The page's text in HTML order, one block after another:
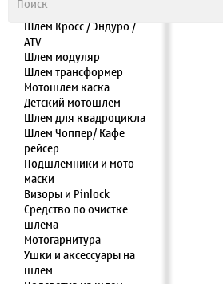
Шлем полулицевик
Шлем Кросс / Эндуро /
ATV
Шлем модуляр
Шлем трансформер
Мотошлем каска
Детский мотошлем
Шлем для квадроцикла
Шлем Чоппер/ Кафе
рейсер
Подшлемники и мото
маски
Визоры и Pinlock
Средство по очистке
шлема
Мотогарнитура
Ушки и аксессуары на
шлем